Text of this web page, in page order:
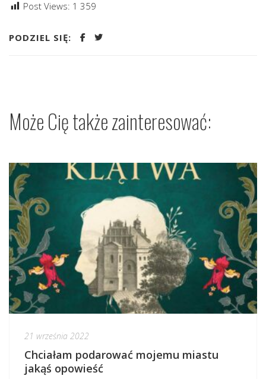
Post Views: 1 359
PODZIEL SIĘ:
Może Cię także zainteresować:
21 września 2022
Chciałam podarować mojemu miastu
jakąś opowieść